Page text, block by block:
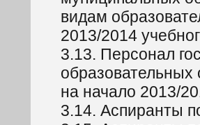
видам
2013/2014
3.13. Персонал
образовательных
на начало 2013/
3.14. Аспиранты